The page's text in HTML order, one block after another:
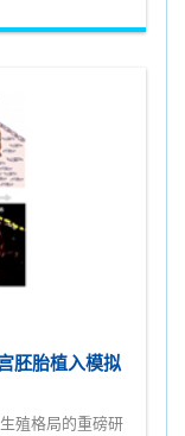
胚胎植入模拟
殖格局的重磅研